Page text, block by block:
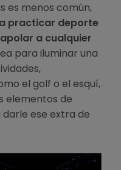
es menos común,
practicar deporte
a cualquier
para iluminar una
el golf o el esquí,
elementos de
ese extra de